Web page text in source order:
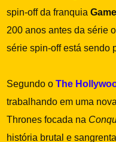
spin-off da franquia
200 anos antes da série
série spin-off está sendo
Segundo oThe
trabalhando em uma
Thrones focada na
história brutal e